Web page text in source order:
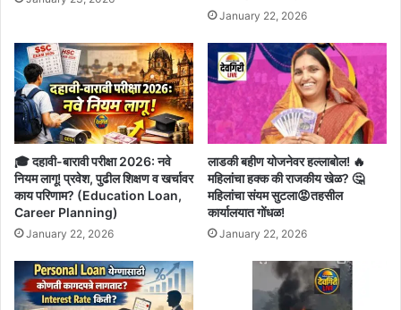
January 22, 2026
🎓 दहावी-बारावी परीक्षा 2026: नवे
नियम लागू! प्रवेश, पुढील शिक्षण व खर्चावर
काय परिणाम? (Education Loan,
Career Planning)
January 22, 2026
लाडकी बहीण योजनेवर हल्लाबोल! 🔥
महिलांचा हक्क की राजकीय खेळ? 🤔
महिलांचा संयम सुटला😡तहसील
कार्यालयात गोंधळ!
January 22, 2026